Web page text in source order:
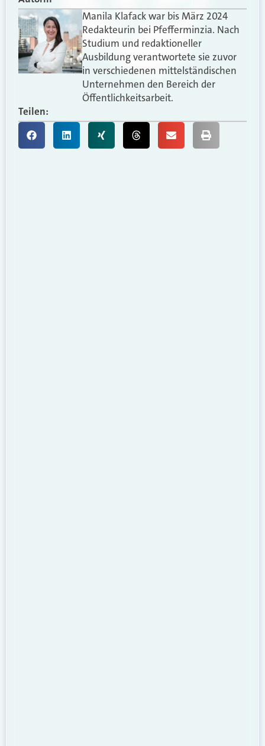
Manila Klafack war bis März 2024
Redakteurin bei Pfefferminzia. Nach
Studium und redaktioneller
Ausbildung verantwortete sie zuvor
in verschiedenen mittelständischen
Unternehmen den Bereich der
Öffentlichkeitsarbeit.
Teilen: